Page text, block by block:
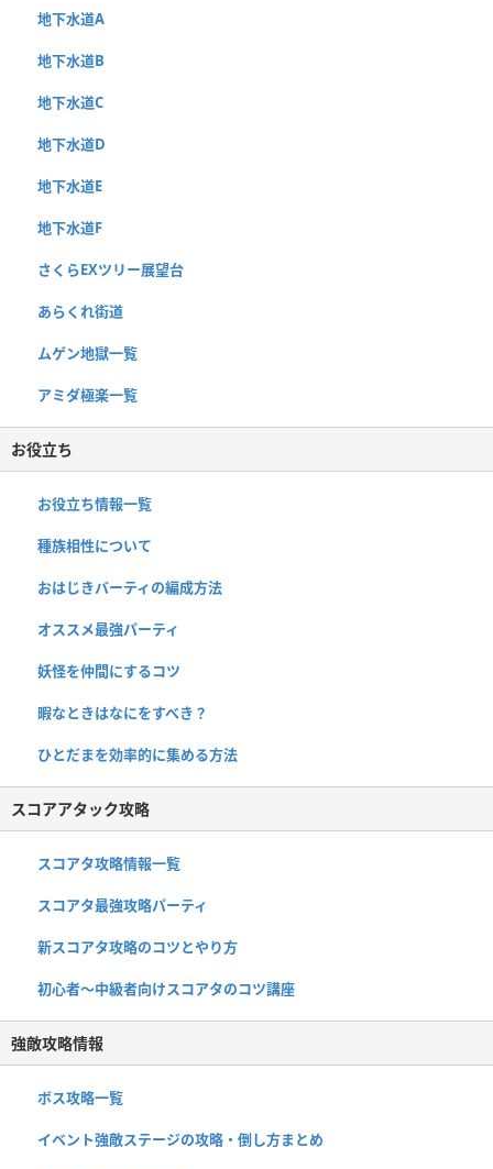
地下水道A
地下水道B
地下水道C
地下水道D
地下水道E
地下水道F
さくらEXツリー展望台
あらくれ街道
ムゲン地獄一覧
アミダ極楽一覧
お役立ち
お役立ち情報一覧
種族相性について
おはじきバーティの編成方法
オススメ最強パーティ
妖怪を仲間にするコツ
暇なときはなにをすべき？
ひとだまを効率的に集める方法
スコアアタック攻略
スコアタ攻略情報一覧
スコアタ最強攻略パーティ
新スコアタ攻略のコツとやり方
初心者〜中級者向けスコアタのコツ講座
強敵攻略情報
ボス攻略一覧
イベント強敵ステージの攻略・倒し方まとめ